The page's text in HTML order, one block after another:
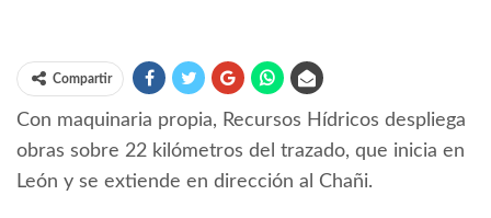
Compartir
Con maquinaria propia, Recursos Hídricos despliega
obras sobre 22 kilómetros del trazado, que inicia en
León y se extiende en dirección al Chañi.